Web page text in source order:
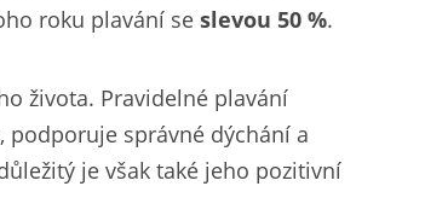
roku plavání se slevou 50 %.
života. Pravidelné plavání
podporuje správné dýchání a
je však také jeho pozitivní